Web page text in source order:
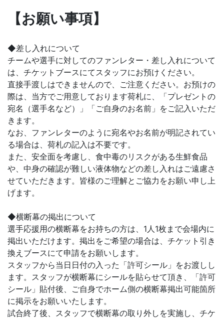
【お願い事項】
◆差し入れについて
チームや選手に対してのファンレター・差し入れについて
は、チケットブースにてスタッフにお預けください。
直接手渡しはできませんので、ご注意ください。お預けの
際は、当方でご用意しております荷札に、「プレゼントの
宛名（選手名など）」「ご自身のお名前」をご記入いただ
きます。
なお、ファンレターのように宛名やお名前が明記されてい
る場合は、荷札の記入は不要です。
また、安全面を考慮し、食中毒のリスクがある生鮮食品
や、中身の確認が難しい液体物などの差し入れはご遠慮さ
せていただきます。皆様のご理解とご協力をお願い申し上
げます。
◆横断幕の掲出について
選手応援用の横断幕をお持ちの方は、1人1枚まで会場内に
掲出いただけます。掲出をご希望の場合は、チケット引き
換えブースにて申請をお願いします。
スタッフから当日日付の入った「許可シール」をお渡しし
ます。スタッフが横断幕にシールを貼らせて頂き、「許可
シール」貼付後、ご自身でホーム側の横断幕掲出可能箇所
に掲示をお願いいたします。
試合終了後、スタッフで横断幕の取り外しを実施し、チケ